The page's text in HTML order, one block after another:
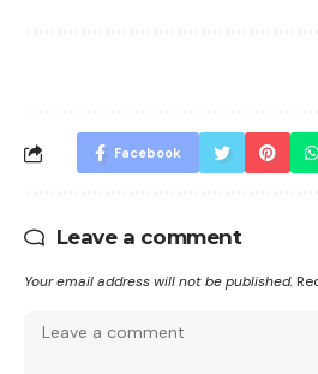
Facebook
Leave a comment
Your email address will not be published.